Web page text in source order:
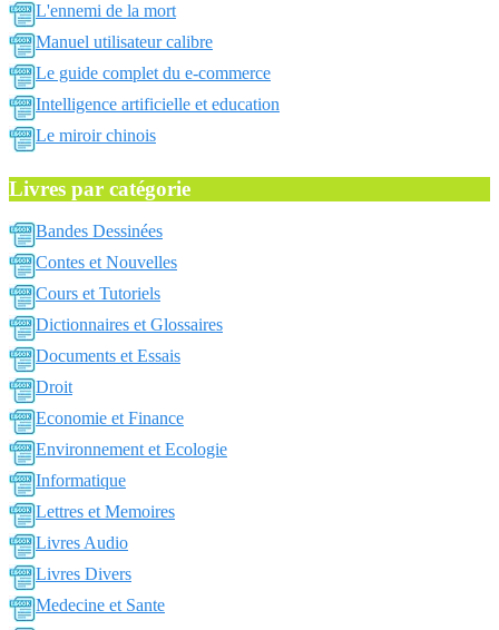
L'ennemi de la mort
Manuel utilisateur calibre
Le guide complet du e-commerce
Intelligence artificielle et education
Le miroir chinois
Livres par catégorie
Bandes Dessinées
Contes et Nouvelles
Cours et Tutoriels
Dictionnaires et Glossaires
Documents et Essais
Droit
Economie et Finance
Environnement et Ecologie
Informatique
Lettres et Memoires
Livres Audio
Livres Divers
Medecine et Sante